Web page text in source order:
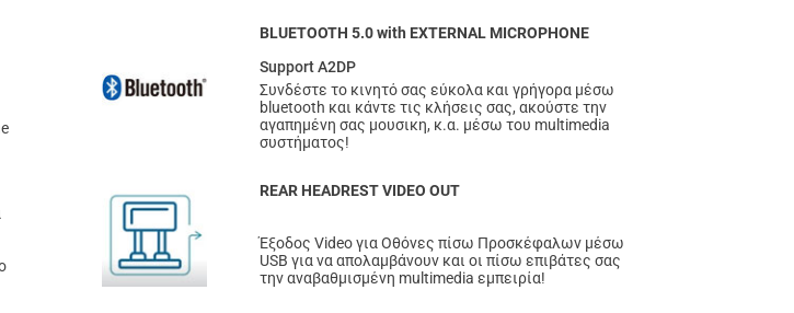
BLUETOOTH 5.0 with EXTERNAL MICROPHONE
Support A2DP
Συνδέστε το κινητό σας εύκολα και γρήγορα μέσω
bluetooth και κάντε τις κλήσεις σας, ακούστε την
αγαπημένη σας μουσικη, κ.α. μέσω του multimedia
συστήματος!
REAR HEADREST VIDEO OUT
Έξοδος Video για Οθόνες πίσω Προσκέφαλων μέσω
USB για να απολαμβάνουν και οι πίσω επιβάτες σας
την αναβαθμισμένη multimedia εμπειρία!